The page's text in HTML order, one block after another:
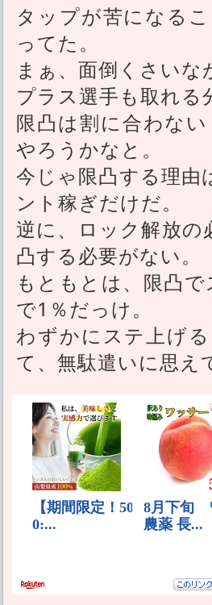
タップが苦になる
ってた。
まぁ、面倒くさい
プラス選手も取れる
限凸は割に合わな
やろうかなと。
今じゃ限凸する理由
ント稼ぎだけだ。
逆に、ロック解放の
凸する必要がない。
もともとは、限凸
で1％だっけ。
わずかにステ上げ
て、無駄遣いに思え